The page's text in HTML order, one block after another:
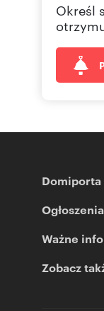
Określ
Domiporta
Ogłoszenia
Ważne
Zobacz